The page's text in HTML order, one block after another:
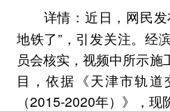
详情： 近日，网民
地铁了”，引发关注。经
员会核实，视频中所示施
目，依据《天津市轨
（2015-2020年）》，